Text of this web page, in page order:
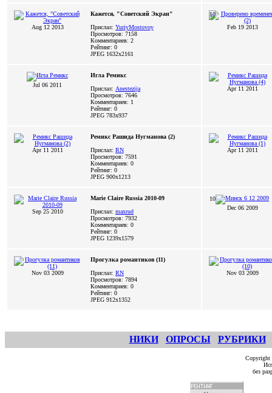
Aug 12 2013
Кажется, "Советский Экран"
Прислал: YuriyMostovoy
Просмотров: 7158
Комментариев: 2
Рейтинг: 0
JPEG 1632x2161
10
Feb 19 2013
Jul 06 2011
Игла Ремикс
Прислал: Anestezija
Просмотров: 7646
Комментариев: 1
Рейтинг: 0
JPEG 783x937
Apr 11 2011
Apr 11 2011
Ремикс Рашида Нугманова (2)
Прислал: RN
Просмотров: 7591
Комментариев: 0
Рейтинг: 0
JPEG 900x1213
Apr 11 2011
Sep 25 2010
Marie Claire Russia 2010-09
Прислал: maxrud
Просмотров: 7932
Комментариев: 0
Рейтинг: 0
JPEG 1239x1579
10
Dec 06 2009
Nov 03 2009
Прогулка романтиков (11)
Прислал: RN
Просмотров: 7894
Комментариев: 0
Рейтинг: 0
JPEG 912x1352
Nov 03 2009
НИКИ ОПРОСЫ РУБРИКИ
без